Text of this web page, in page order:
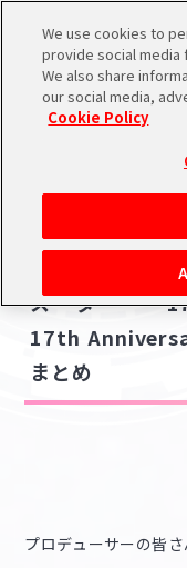
バンダイナムコID
アイドルマ
活動履歴
閲覧履歴・購入履歴
チェックイン
マイデスク設定
ライブ・イベント ゲ
2022.07.26
【765】【ミ
スター
17th
まとめ
プロデューサーの皆さ
We use cookies to
provide social media
We also share
our social media,
Cookie Policy